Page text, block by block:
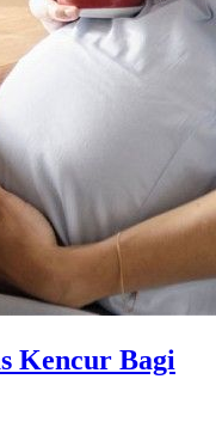
Kencur Bagi